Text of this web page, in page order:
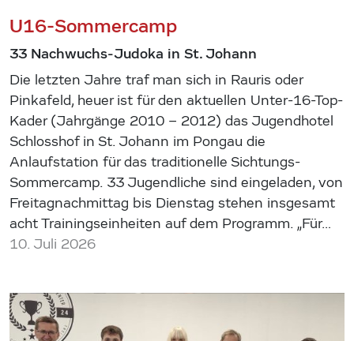
U16-Sommercamp
33 Nachwuchs-Judoka in St. Johann
Die letzten Jahre traf man sich in Rauris oder
Pinkafeld, heuer ist für den aktuellen Unter-16-Top-
Kader (Jahrgänge 2010 – 2012) das Jugendhotel
Schlosshof in St. Johann im Pongau die
Anlaufstation für das traditionelle Sichtungs-
Sommercamp. 33 Jugendliche sind eingeladen, von
Freitagnachmittag bis Dienstag stehen insgesamt
acht Trainingseinheiten auf dem Programm. „Für…
10. Juli 2026